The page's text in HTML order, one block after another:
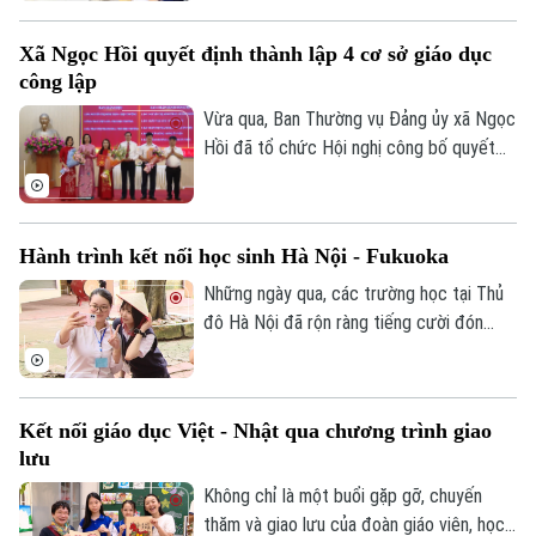
Tư vấn sức khỏe
Golf
Tin tức
Sao
Điện ảnh
Đã phát sóng
Xã Ngọc Hồi quyết định thành lập 4 cơ sở giáo dục
công lập
Vừa qua, Ban Thường vụ Đảng ủy xã Ngọc
Hồi đã tổ chức Hội nghị công bố quyết
các trường học thuộc thẩm quyền trên
địa bàn xã.
Hành trình kết nối học sinh Hà Nội - Fukuoka
Những ngày qua, các trường học tại Thủ
đô Hà Nội đã rộn ràng tiếng cười đón
tình bạn xuyên biên giới được mở ra đã
nghị Hà Nội - Fukuoka.
Kết nối giáo dục Việt - Nhật qua chương trình giao
lưu
Không chỉ là một buổi gặp gỡ, chuyến
thăm và giao lưu của đoàn giáo viên, học